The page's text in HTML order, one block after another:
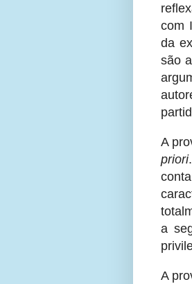
com
da
são
A
priori
a
A